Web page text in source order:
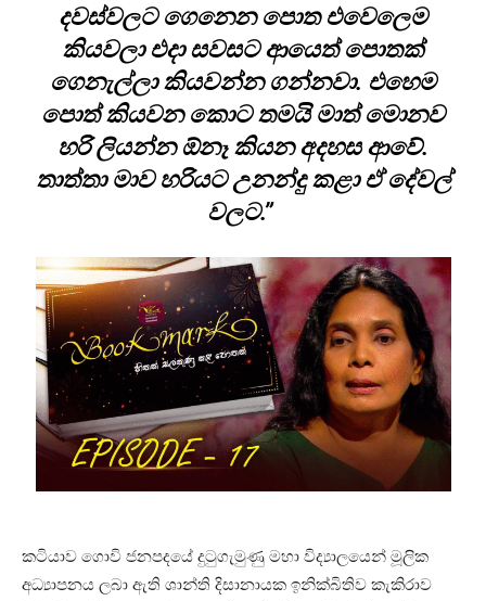
දවස්වලට ගෙනෙන පොත එවෙලෙම
කියවලා එදා සවසට ආයෙත් පොතක්
ගෙනැල්ලා කියවන්න ගන්නවා. එහෙම
පොත් කියවන කොට තමයි මාත් මොනව
හරි ලියන්න ඕනෑ කියන අදහස ආවේ.
තාත්තා මාව හරියට උනන්දු කළා ඒ දේවල්
වලට.”
කටියාව ගොවි ජනපදයේ දුටුගැමුණු මහා විද්‍යාලයෙන් මූලික
අධ්‍යාපනය ලබා ඇති ශාන්ති දිසානායක ඉනික්බිතිව කැකිරාව